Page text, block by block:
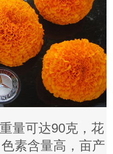
量可达90克，花
素含量高，亩产